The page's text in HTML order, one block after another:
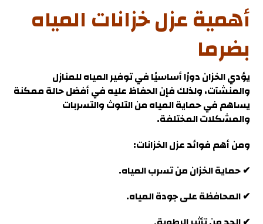
أهمية عزل خزانات المياه
بضرما
يؤدي الخزان دورًا أساسيًا في توفير المياه للمنازل
والمنشآت، ولذلك فإن الحفاظ عليه في أفضل حالة ممكنة
يساهم في حماية المياه من التلوث والتسربات
والمشكلات المختلفة.
ومن أهم فوائد عزل الخزانات:
✔ حماية الخزان من تسرب المياه.
✔ المحافظة على جودة المياه.